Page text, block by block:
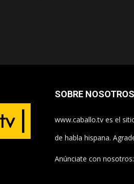
SOBRE NOSOTROS
www.caballo.tv es el
de habla hispana.
Anúnciate con nosotros: